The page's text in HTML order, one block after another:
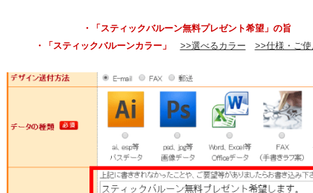
・「スティックバルーン無料プレゼント希望」の旨
・「スティックバルーンカラー」
>>選べるカラー >>仕様・ご